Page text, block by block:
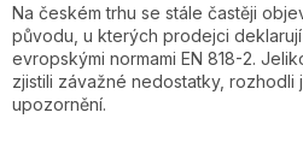
Na českém trhu se stále častěji
původu, u kterých prodejci
evropskými normami EN 818-2.
zjistili závažné nedostatky, rozhodli
upozornění.